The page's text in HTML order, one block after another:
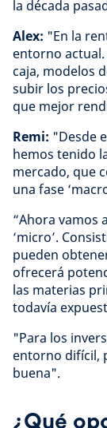
la década
Alex: "En la
entorno
caja, modelos
subir los
que mejor
Remi: "Desde
hemos tenido
mercado, que
una fase
“Ahora vamos
‘micro’.
pueden
ofrecerá
las materias
todavía
"Para los
entorno difícil,
buena".
¿Qué